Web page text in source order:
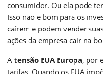
consumidor. Ou ela pode
Isso não é bom para os
caírem e podem vender
ações da empresa cair na
A tensão EUA Europa, por
tarifas. Quando os EUA